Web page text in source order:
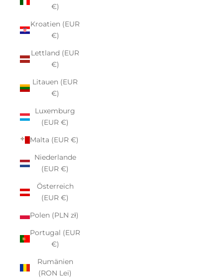
€)
Kroatien (EUR
€)
Lettland (EUR
€)
Litauen (EUR
€)
Luxemburg
(EUR €)
Malta (EUR €)
Niederlande
(EUR €)
Österreich
(EUR €)
Polen (PLN zł)
Portugal (EUR
€)
Rumänien
(RON Lei)